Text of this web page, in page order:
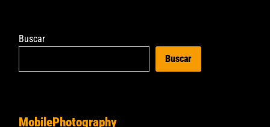
Buscar
Buscar
MobilePhotography